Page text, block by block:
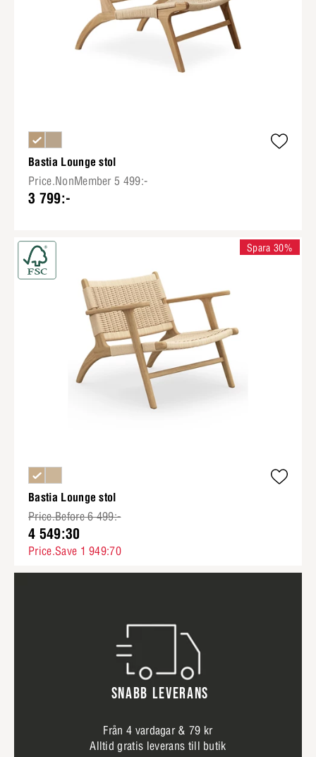
Bastia Lounge stol
Price.NonMember 5 499:-
3 799:-
Bastia Lounge stol
Price.Before 6 499:-
4 549:30
Price.Save 1 949:70
Spara 30%
SNABB LEVERANS
Från 4 vardagar & 79 kr
Alltid gratis leverans till butik